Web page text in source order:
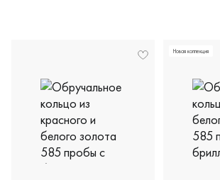
Новая коллекция